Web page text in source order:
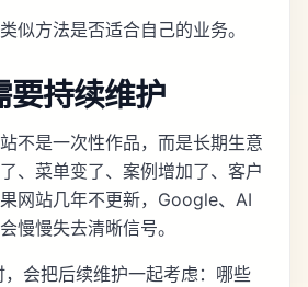
似方法是否适合自己的业务。
要持续维护
不是一次性作品，而是长期生意
、菜单变了、案例增加了、客户
网站几年不更新，Google、AI
慢慢失去清晰信号。
会把后续维护一起考虑：哪些